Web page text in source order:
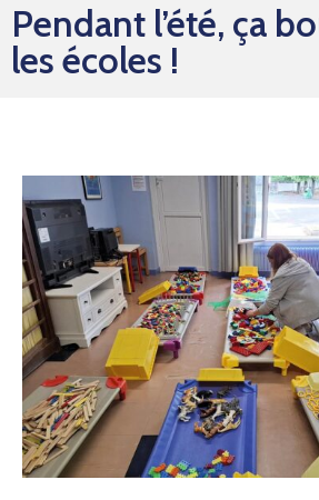
Mes
Sorties
Contact
Pendant l’été, ça
les écoles !